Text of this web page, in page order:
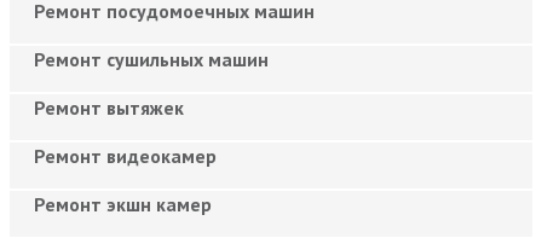
Ремонт посудомоечных машин
Ремонт сушильных машин
Ремонт вытяжек
Ремонт видеокамер
Ремонт экшн камер